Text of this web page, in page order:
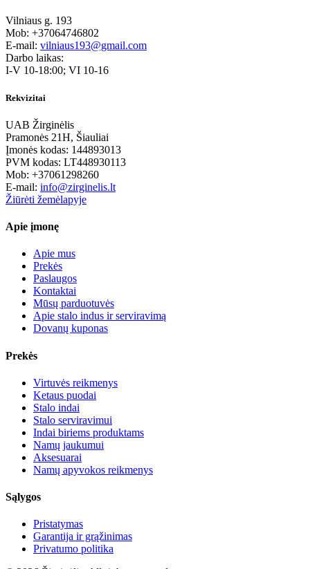
Vilniaus g. 193
Mob: +37064746802
E-mail: vilniaus193@gmail.com
Darbo laikas:
I-V 10-18:00; VI 10-16
Rekvizitai
UAB Žirginėlis
Pramonės 21H, Šiauliai
Įmonės kodas: 144893013
PVM kodas: LT448930113
Mob: +37061298260
E-mail: info@zirginelis.lt
Žiūrėti žemėlapyje
Apie įmonę
Apie mus
Prekės
Paslaugos
Kontaktai
Mūsų parduotuvės
Apie stalo indus ir serviravimą
Dovanų kuponas
Prekės
Virtuvės reikmenys
Ketaus puodai
Stalo indai
Stalo serviravimui
Indai biriems produktams
Namų jaukumui
Aksesuarai
Namų apyvokos reikmenys
Sąlygos
Pristatymas
Garantija ir grąžinimas
Privatumo politika